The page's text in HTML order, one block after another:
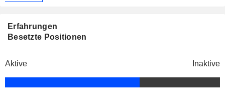
Erfahrungen
Besetzte Positionen
Aktive Inaktive